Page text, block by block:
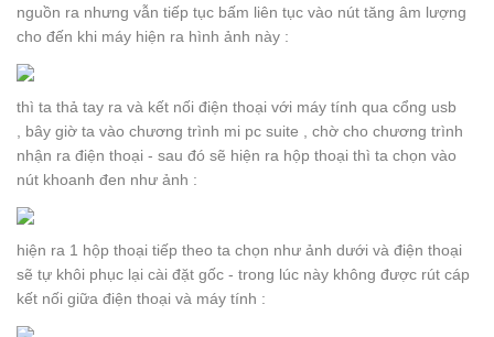
nguồn ra nhưng vẫn tiếp tục bấm liên tục vào nút tăng âm lượng
cho đến khi máy hiện ra hình ảnh này :
thì ta thả tay ra và kết nối điện thoại với máy tính qua cổng usb
, bây giờ ta vào chương trình mi pc suite , chờ cho chương trình
nhận ra điện thoại - sau đó sẽ hiện ra hộp thoại thì ta chọn vào
nút khoanh đen như ảnh :
hiện ra 1 hộp thoại tiếp theo ta chọn như ảnh dưới và điện thoại
sẽ tự khôi phục lại cài đặt gốc - trong lúc này không được rút cáp
kết nối giữa điện thoại và máy tính :